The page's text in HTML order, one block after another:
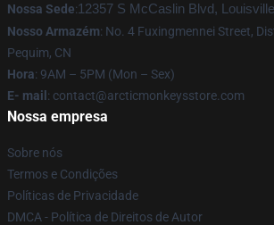
Nossa Sede:12357 S McCaslin Blvd,
Nosso Armazém: No. 4 Fuxingmennei Street,
Pequim, CN
Hora: 9AM – 5PM (Mon – Sex)
E- mail : contact@arcticmonkeysstore.com
Nossa empresa
Sobre nós
Termos e Condições
Políticas de Privacidade
DMCA - Política de Direitos de Autor